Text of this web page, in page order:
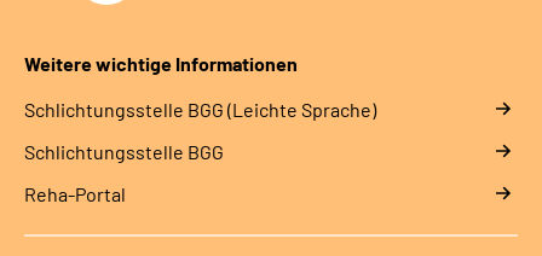
Weitere wichtige Informationen
Schlich­tungs­stel­le BGG (Leichte Sprache)
Schlich­tungs­stel­le BGG
Reha-Portal